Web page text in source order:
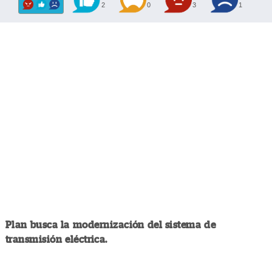
2 0 3 1
Plan busca la modernización del sistema de
transmisión eléctrica.